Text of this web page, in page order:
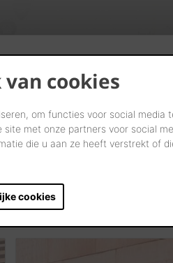
cookies
om functies voor social media
met onze partners voor social
die u aan ze heeft verstrekt of
cookies
in uw buurt
ZOEKTOCHT